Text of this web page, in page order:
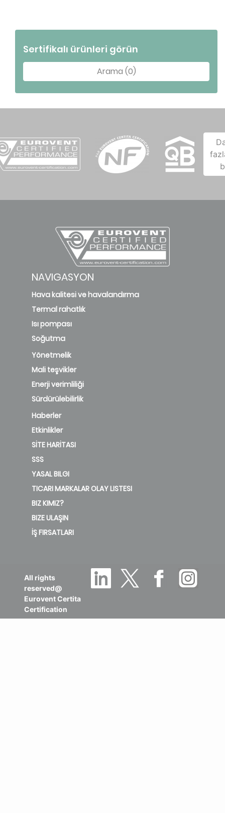
Sertifikalı ürünleri görün
Arama (0)
NAVIGASYON
Hava kalitesi ve havalandırma
Termal rahatlık
Isı pompası
Soğutma
Yönetmelik
Mali teşvikler
Enerji verimliliği
Sürdürülebilirlik
Haberler
Etkinlikler
SİTE HARİTASI
SSS
YASAL BILGI
TICARI MARKALAR OLAY LISTESI
BIZ KIMIZ?
BIZE ULAŞIN
İŞ FIRSATLARI
All rights
reserved@
Eurovent Certita
Certification